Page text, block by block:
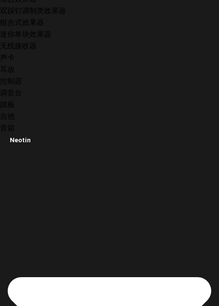
双踩钉调制类效果器
组合式效果器
迷你单块效果器
无线接收器
声卡
耳放
控制器
调音台
踏板
吉他
音箱
Neotin